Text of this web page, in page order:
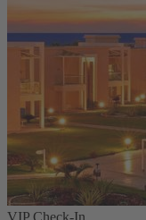
VIP Check-In